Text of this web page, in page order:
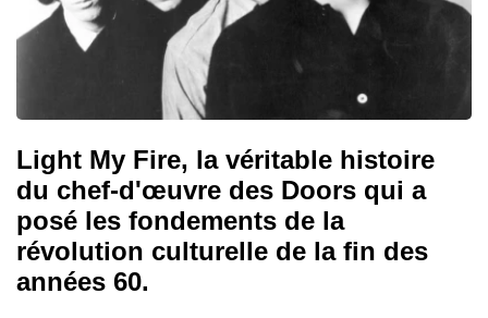
Light My Fire, la véritable histoire
du chef-d'œuvre des Doors qui a
posé les fondements de la
révolution culturelle de la fin des
années 60.